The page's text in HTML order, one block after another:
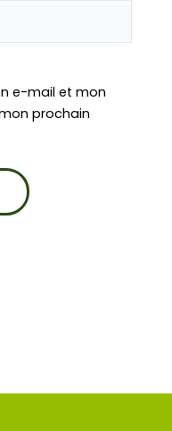
e-mail et mon
prochain